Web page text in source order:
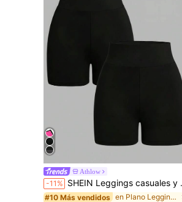
Athlow
-11% SHEIN Leggings casuales y versátiles de unicolor para uso diario de niñas adolescentes
#10 Más vendidos en Plano Leggings para chicas adolescentes